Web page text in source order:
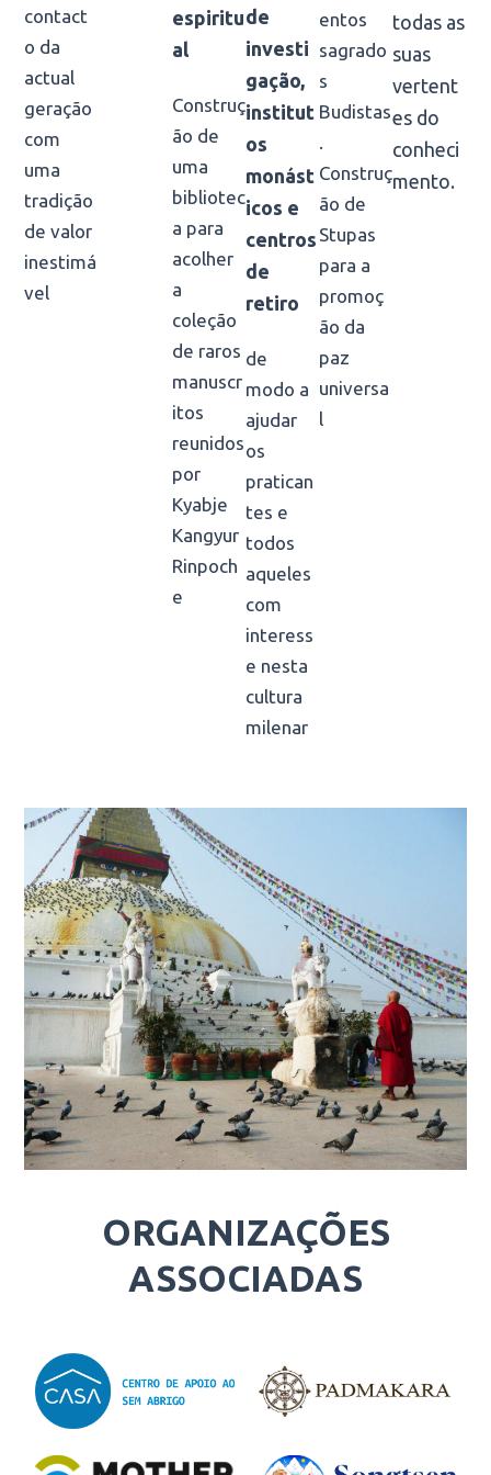
contact
o da
actual
geração
com
uma
tradição
de valor
inestimá
vel
espiritu
al
Construç
ão de
uma
bibliotec
a para
acolher
a
coleção
de raros
manuscr
itos
reunidos
por
Kyabje
Kangyur
Rinpoch
e
de
investi
gação,
institut
os
monást
icos e
centros
de
retiro
de
modo a
ajudar
os
pratican
tes e
todos
aqueles
com
interess
e nesta
cultura
milenar
entos
sagrado
s
Budistas
Construç
ão de
Stupas
para a
promoç
ão da
paz
universa
l
todas as
suas
vertent
es do
conheci
mento.
ORGANIZAÇÕES
ASSOCIADAS